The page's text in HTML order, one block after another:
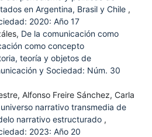
en Argentina, Brasil y Chile ,
2020: Año 17
De la comunicación como
como concepto
teoría y objetos de
y Sociedad: Núm. 30
Alfonso Freire Sánchez, Carla
universo narrativo transmedia de
narrativo estructurado ,
2023: Año 20